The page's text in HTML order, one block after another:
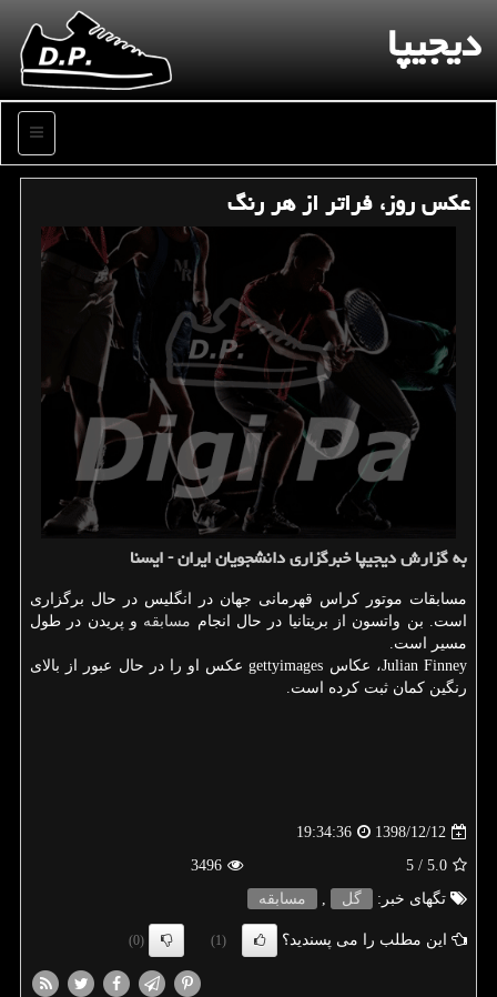
دیجیپا
منو
عكس روز، فراتر از هر رنگ
به گزارش دیجیپا خبرگزاری دانشجویان ایران - ایسنا
مسابقات موتور كراس قهرمانی جهان در انگلیس در حال برگزاری
است. بن واتسون از بریتانیا در حال انجام مسابقه و پریدن در طول
مسیر است.
Julian Finney، عكاس gettyimages عكس او را در حال عبور از بالای
رنگین كمان ثبت كرده است.
1398/12/12
19:34:36
5.0
/ 5
3496
تگهای خبر:
گل , مسابقه
این مطلب را می پسندید؟ (1)
(0)